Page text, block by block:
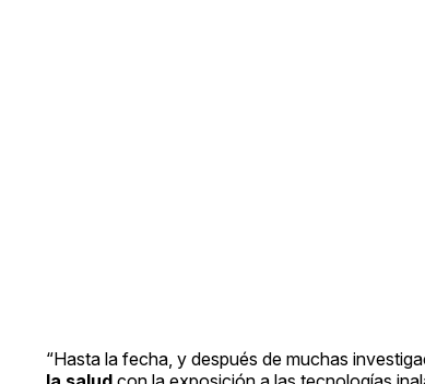
“Hasta la fecha, y después de muchas